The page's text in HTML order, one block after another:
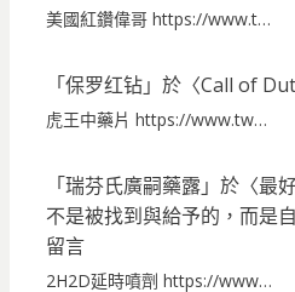
美國紅鑽偉哥 https://www.t…
「保罗红钻」於〈Call of
虎王中藥片 https://www.tw…
「瑞芬氏廣嗣藥露」於〈最
不是被找到與給予的，而是
留言
2H2D延時噴劑 https://www…